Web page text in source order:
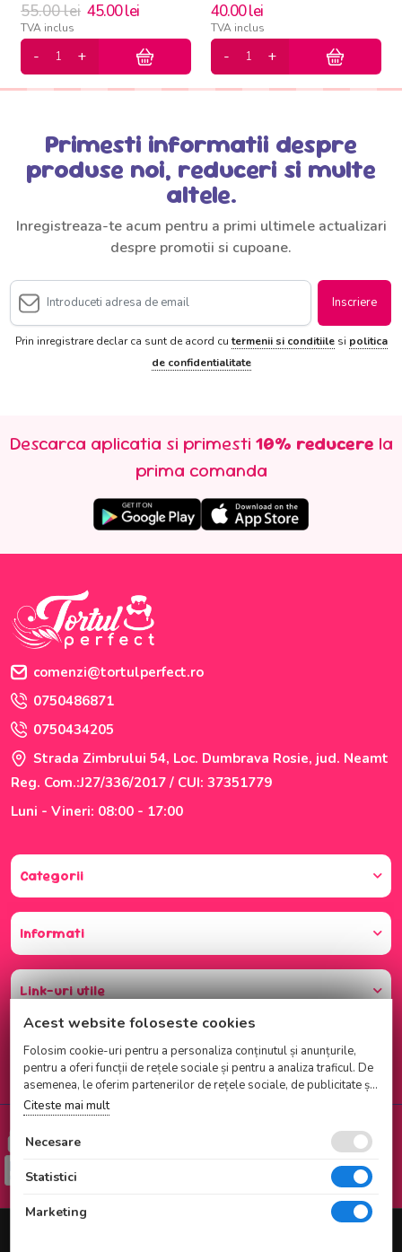
55.00lei 45.00lei
TVA inclus
40.00lei
TVA inclus
Primesti informatii despre
produse noi, reduceri si multe
altele.
Inregistreaza-te acum pentru a primi ultimele actualizari
despre promotii si cupoane.
Inscriere
Prin inregistrare declar ca sunt de acord cutermenii si conditiilesi politica
de confidentialitate
Descarca aplicatia si primesti 10% reducere la
prima comanda
comenzi@tortulperfect.ro
0750486871
0750434205
Strada Zimbrului 54, Loc. Dumbrava Rosie, jud. Neamt
Reg. Com.:J27/336/2017 / CUI: 37351779
Luni - Vineri: 08:00 - 17:00
Categorii
Informati
Link-uri utile
Checkout securizat de Netopia
Magazin online realizat de Webname
Acest website foloseste cookies
Folosim cookie-uri pentru a personaliza conținutul și anunțurile,
pentru a oferi funcții de rețele sociale și pentru a analiza traficul. De
asemenea, le oferim partenerilor de rețele sociale, de publicitate și
de analize informații cu privire la modul în care folosiți site-ul
nostru. Aceștia le pot combina cu alte informații oferite de dvs. sau
culese în urma folosirii serviciilor lor.
Citeste mai mult
Necesare
Statistici
Marketing